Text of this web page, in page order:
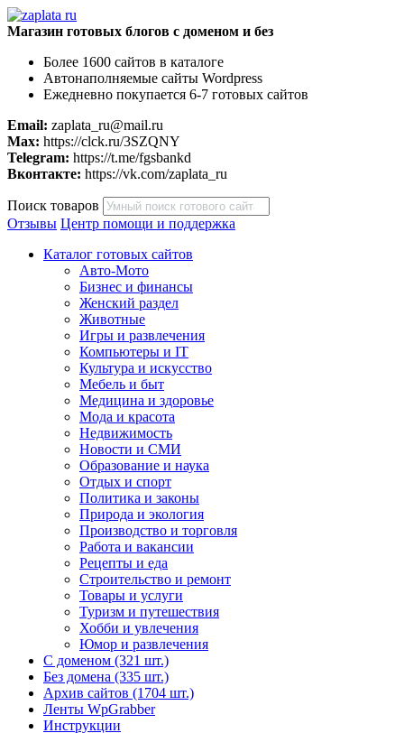
Магазин готовых блогов с доменом и без
Более 1600 сайтов в каталоге
Автонаполняемые сайты Wordpress
Ежедневно покупается 6-7 готовых сайтов
Email: zaplata_ru@mail.ru
Max: https://clck.ru/3SZQNY
Telegram: https://t.me/fgsbankd
Вконтакте: https://vk.com/zaplata_ru
Поиск товаров
Отзывы Центр помощи и поддержка
Каталог готовых сайтов
Авто-Мото
Бизнес и финансы
Женский раздел
Животные
Игры и развлечения
Компьютеры и IT
Культура и искусство
Мебель и быт
Медицина и здоровье
Мода и красота
Недвижимость
Новости и СМИ
Образование и наука
Отдых и спорт
Политика и законы
Природа и экология
Производство и торговля
Работа и вакансии
Рецепты и еда
Строительство и ремонт
Товары и услуги
Туризм и путешествия
Хобби и увлечения
Юмор и развлечения
С доменом (321 шт.)
Без домена (335 шт.)
Архив сайтов (1704 шт.)
Ленты WpGrabber
Инструкции